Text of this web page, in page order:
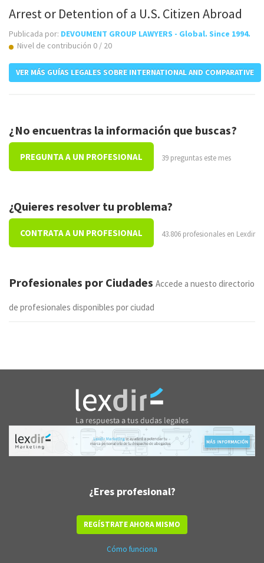
Arrest or Detention of a U.S. Citizen Abroad
Publicada por: DEVOUMENT GROUP LAWYERS - Global. Since 1994.
Nivel de contribución 0 / 20
VER MÁS GUÍAS LEGALES SOBRE INTERNATIONAL AND COMPARATIVE
¿No encuentras la información que buscas?
PREGUNTA A UN PROFESIONAL 39 preguntas este mes
¿Quieres resolver tu problema?
CONTRATA A UN PROFESIONAL 43.806 profesionales en Lexdir
Profesionales por Ciudades Accede a nuesto directorio
de profesionales disponibles por ciudad
¿Eres profesional?
REGÍSTRATE AHORA MISMO
Cómo funciona